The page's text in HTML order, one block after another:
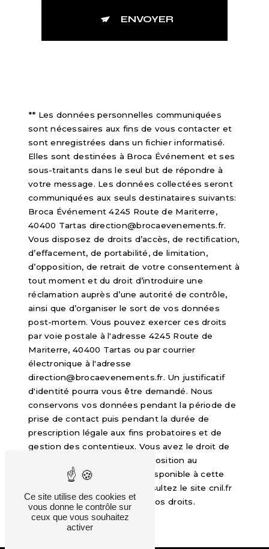
ENVOYER
** Les données personnelles communiquées
sont nécessaires aux fins de vous contacter et
sont enregistrées dans un fichier informatisé.
Elles sont destinées à Broca Événement et ses
sous-traitants dans le seul but de répondre à
votre message. Les données collectées seront
communiquées aux seuls destinataires suivants:
Broca Événement 4245 Route de Mariterre,
40400 Tartas direction@brocaevenements.fr.
Vous disposez de droits d’accès, de rectification,
d’effacement, de portabilité, de limitation,
d’opposition, de retrait de votre consentement à
tout moment et du droit d’introduire une
réclamation auprès d’une autorité de contrôle,
ainsi que d’organiser le sort de vos données
post-mortem. Vous pouvez exercer ces droits
par voie postale à l'adresse 4245 Route de
Mariterre, 40400 Tartas ou par courrier
électronique à l'adresse
direction@brocaevenements.fr. Un justificatif
d'identité pourra vous être demandé. Nous
conservons vos données pendant la période de
prise de contact puis pendant la durée de
prescription légale aux fins probatoires et de
gestion des contentieux. Vous avez le droit de
vous inscrire sur la liste d'opposition au
démarchage téléphonique, disponible à cette
. Consultez le site cnil.fr
pour plus d’informations sur vos droits.
Ce site utilise des cookies et
vous donne le contrôle sur
ceux que vous souhaitez
activer